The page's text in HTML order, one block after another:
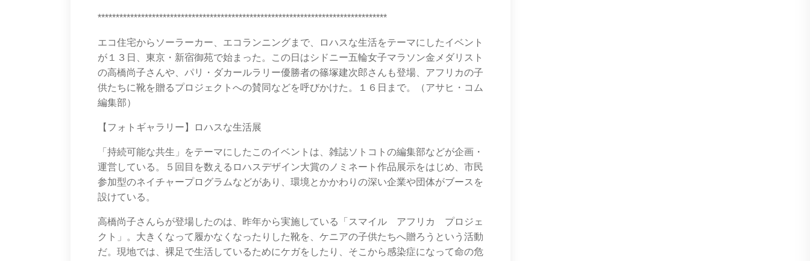
********************************************************************************
エコ住宅からソーラーカー、エコランニングまで、ロハスな生活をテーマにしたイベント
が１３日、東京・新宿御苑で始まった。この日はシドニー五輪女子マラソン金メダリスト
の高橋尚子さんや、パリ・ダカールラリー優勝者の篠塚建次郎さんも登場、アフリカの子
供たちに靴を贈るプロジェクトへの賛同などを呼びかけた。１６日まで。（アサヒ・コム
編集部）
【フォトギャラリー】ロハスな生活展
「持続可能な共生」をテーマにしたこのイベントは、雑誌ソトコトの編集部などが企画・
運営している。５回目を数えるロハスデザイン大賞のノミネート作品展示をはじめ、市民
参加型のネイチャープログラムなどがあり、環境とかかわりの深い企業や団体がブースを
設けている。
高橋尚子さんらが登場したのは、昨年から実施している「スマイル アフリカ プロジェ
クト」。大きくなって履かなくなったりした靴を、ケニアの子供たちへ贈ろうという活動
だ。現地では、裸足で生活しているためにケガをしたり、そこから感染症になって命の危